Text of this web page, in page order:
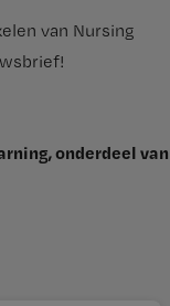
van Nursing
!
onderdeel van